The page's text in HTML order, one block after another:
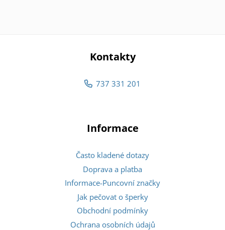
Kontakty
737 331 201
Informace
Často kladené dotazy
Doprava a platba
Informace-Puncovní značky
Jak pečovat o šperky
Obchodní podmínky
Ochrana osobních údajů